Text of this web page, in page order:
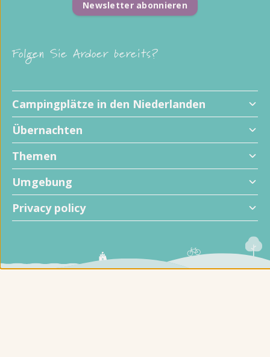
Folgen Sie Ardoer bereits?
Campingplätze in den Niederlanden
Übernachten
Themen
Umgebung
Privacy policy
Newsletter abonnieren